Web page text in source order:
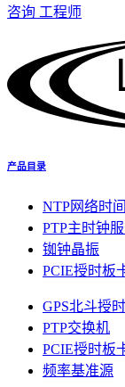
咨询 工程师
产品目录
NTP网络时
PTP主时钟
铷钟晶振
PCIE授时板
GPS北斗授
PTP交换机
PCIE授时板
频率基准源